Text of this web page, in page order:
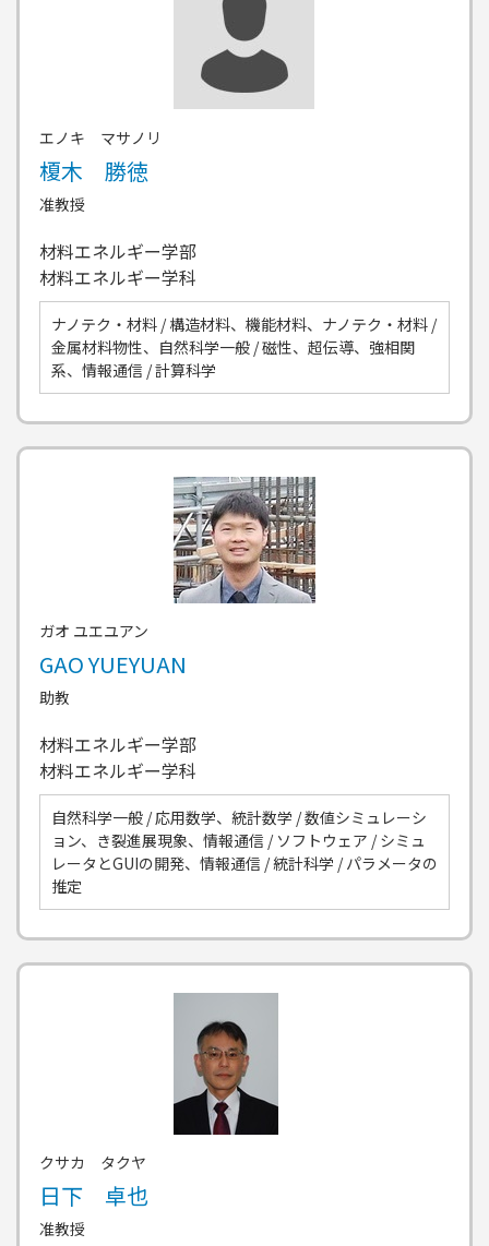
エノキ マサノリ
榎木 勝徳
准教授
材料エネルギー学部
材料エネルギー学科
ナノテク・材料 / 構造材料、機能材料、ナノテク・材料 /
金属材料物性、自然科学一般 / 磁性、超伝導、強相関
系、情報通信 / 計算科学
ガオ ユエユアン
GAO YUEYUAN
助教
材料エネルギー学部
材料エネルギー学科
自然科学一般 / 応用数学、統計数学 / 数値シミュレーシ
ョン、き裂進展現象、情報通信 / ソフトウェア / シミュ
レータとGUIの開発、情報通信 / 統計科学 / パラメータの
推定
クサカ タクヤ
日下 卓也
准教授